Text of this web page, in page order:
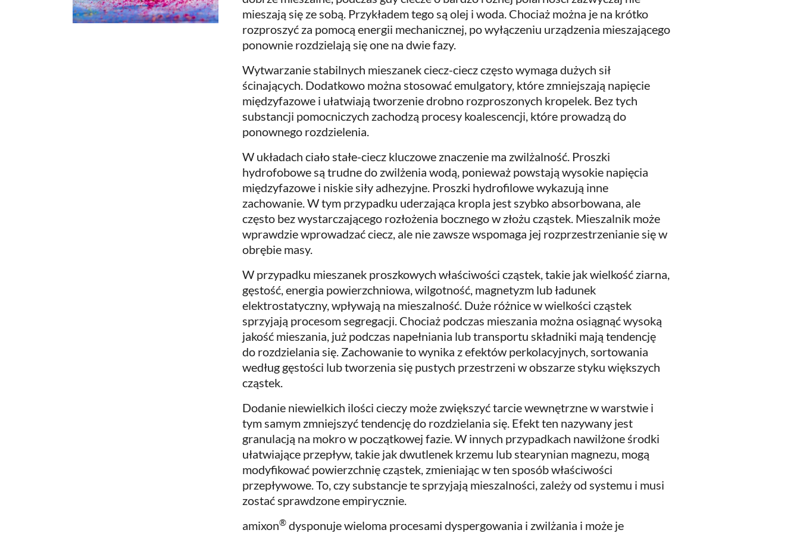
mieszają się ze sobą. Przykładem tego są olej i woda. Chociaż można je na krótko
rozproszyć za pomocą energii mechanicznej, po wyłączeniu urządzenia mieszającego
ponownie rozdzielają się one na dwie fazy.
Wytwarzanie stabilnych mieszanek ciecz-ciecz często wymaga dużych sił
ścinających. Dodatkowo można stosować emulgatory, które zmniejszają napięcie
międzyfazowe i ułatwiają tworzenie drobno rozproszonych kropelek. Bez tych
substancji pomocniczych zachodzą procesy koalescencji, które prowadzą do
ponownego rozdzielenia.
W układach ciało stałe-ciecz kluczowe znaczenie ma zwilżalność. Proszki
hydrofobowe są trudne do zwilżenia wodą, ponieważ powstają wysokie napięcia
międzyfazowe i niskie siły adhezyjne. Proszki hydrofilowe wykazują inne
zachowanie. W tym przypadku uderzająca kropla jest szybko absorbowana, ale
często bez wystarczającego rozłożenia bocznego w złożu cząstek. Mieszalnik może
wprawdzie wprowadzać ciecz, ale nie zawsze wspomaga jej rozprzestrzenianie się w
obrębie masy.
W przypadku mieszanek proszkowych właściwości cząstek, takie jak wielkość ziarna,
gęstość, energia powierzchniowa, wilgotność, magnetyzm lub ładunek
elektrostatyczny, wpływają na mieszalność. Duże różnice w wielkości cząstek
sprzyjają procesom segregacji. Chociaż podczas mieszania można osiągnąć wysoką
jakość mieszania, już podczas napełniania lub transportu składniki mają tendencję
do rozdzielania się. Zachowanie to wynika z efektów perkolacyjnych, sortowania
według gęstości lub tworzenia się pustych przestrzeni w obszarze styku większych
cząstek.
Dodanie niewielkich ilości cieczy może zwiększyć tarcie wewnętrzne w warstwie i
tym samym zmniejszyć tendencję do rozdzielania się. Efekt ten nazywany jest
granulacją na mokro w początkowej fazie. W innych przypadkach nawilżone środki
ułatwiające przepływ, takie jak dwutlenek krzemu lub stearynian magnezu, mogą
modyfikować powierzchnię cząstek, zmieniając w ten sposób właściwości
przepływowe. To, czy substancje te sprzyjają mieszalności, zależy od systemu i musi
zostać sprawdzone empirycznie.
amixon® dysponuje wieloma procesami dyspergowania i zwilżania i może je